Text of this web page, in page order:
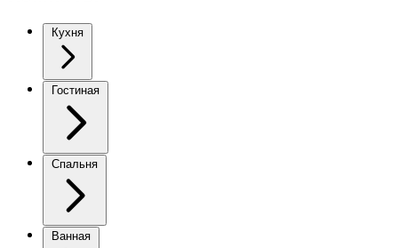
Кухня
Гостиная
Спальня
Ванная